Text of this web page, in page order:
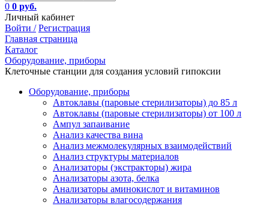
0 0 руб.
Личный кабинет
Войти / Регистрация
Главная страница
Каталог
Оборудование, приборы
Клеточные станции для создания условий гипоксии
Оборудование, приборы
Автоклавы (паровые стерилизаторы) до 85 л
Автоклавы (паровые стерилизаторы) от 100 л
Ампул запаивание
Анализ качества вина
Анализ межмолекулярных взаимодействий
Анализ структуры материалов
Анализаторы (экстракторы) жира
Анализаторы азота, белка
Анализаторы аминокислот и витаминов
Анализаторы влагосодержания